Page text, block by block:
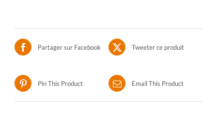
Partager sur Facebook Tweeter ce produit
Pin This Product Email This Product